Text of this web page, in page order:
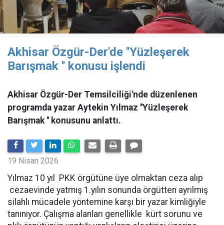
Akhisar Özgür-Der'de ''Yüzleşerek
Barışmak '' konusu işlendi
Akhisar Özgür-Der Temsilciliği'nde düzenlenen
programda yazar Aytekin Yılmaz ''Yüzleşerek
Barışmak '' konusunu anlattı.
19 Nisan 2026
Yılmaz 10 yıl PKK örgütüne üye olmaktan ceza alıp
cezaevinde yatmış 1.yılın sonunda örgütten ayrılmış
silahlı mücadele yöntemine karşı bir yazar kimliğiyle
tanınıyor. Çalışma alanları genellikle kürt sorunu ve